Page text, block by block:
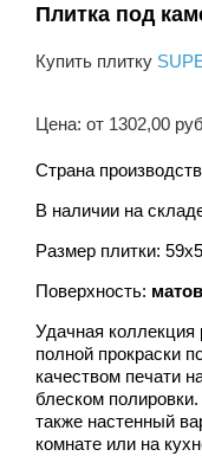
Плитка под
Купить плитку
Цена: от 1302,00
Страна
В наличии на
Размер плитки:
Поверхность:
Удачная коллекция
полной прокраски
качеством печати
блеском
также настенный
комнате или на